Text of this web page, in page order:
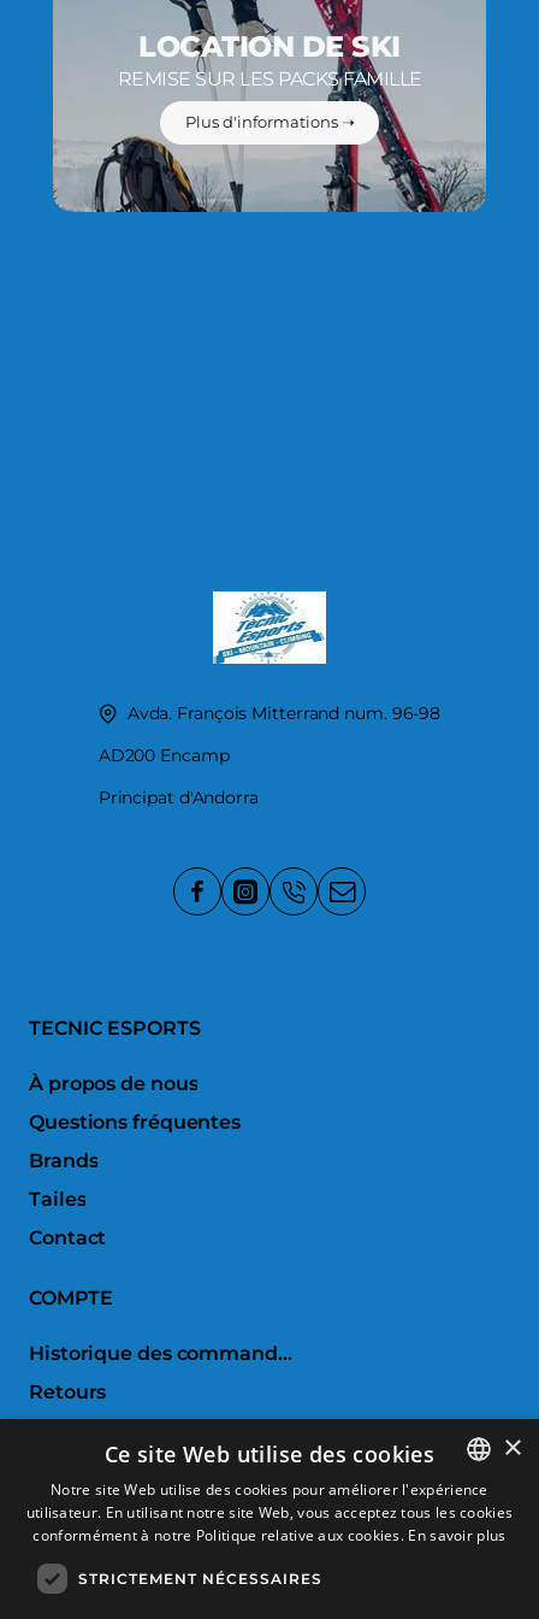
LOCATION DE SKI
REMISE SUR LES PACKS FAMILLE
Plus d'informations ➝
Avda. François Mitterrand num. 96-98
AD200 Encamp
Principat d'Andorra
TECNIC ESPORTS
À propos de nous
Questions fréquentes
Brands
Tailes
Contact
COMPTE
Historique des commandes
Retours
Comparer les produits
SERVICE CLIENTS
Conditions d'achat
SPANISH
×
Ce site Web utilise des cookies
Notre site Web utilise des cookies pour améliorer l'expérience
utilisateur. En utilisant notre site Web, vous acceptez tous les cookies
conformément à notre Politique relative aux cookies. En savoir plus
STRICTEMENT NÉCESSAIRES